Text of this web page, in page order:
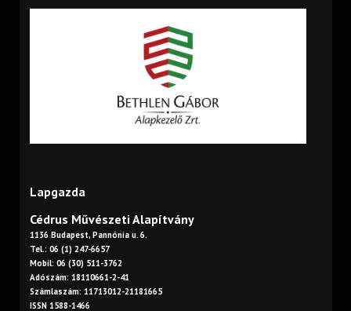
Lapgazda
Cédrus Művészeti Alapítvány
1136 Budapest, Pannónia u. 6.
Tel.: 06 (1) 247-6657
Mobil: 06 (30) 511-3762
Adószám: 18110661-2-41
Számlaszám: 11713012-21181665
ISSN 1588-1466